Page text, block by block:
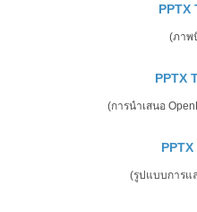
PPTX
(ภาพ
PPTX
(การนำเสนอ
(รูปแบบการแ